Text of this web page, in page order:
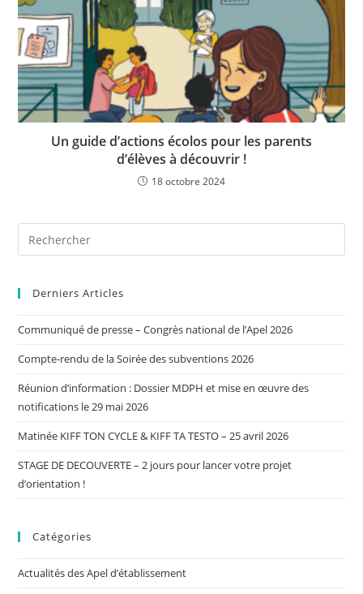
Un guide d’actions écolos pour les parents
d’élèves à découvrir !
18 octobre 2024
Derniers Articles
Communiqué de presse – Congrès national de l’Apel 2026
Compte-rendu de la Soirée des subventions 2026
Réunion d’information : Dossier MDPH et mise en œuvre des
notifications le 29 mai 2026
Matinée KIFF TON CYCLE & KIFF TA TESTO – 25 avril 2026
STAGE DE DECOUVERTE – 2 jours pour lancer votre projet
d’orientation !
Catégories
Actualités des Apel d’établissement